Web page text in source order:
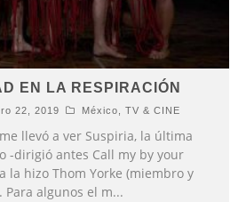
EN LA RESPIRACIÓN
22, 2019 México TV & CINE
llevó a ver Suspiria, la última
-dirigió antes Call my by your
la hizo Thom Yorke (miembro y
Para algunos el m...